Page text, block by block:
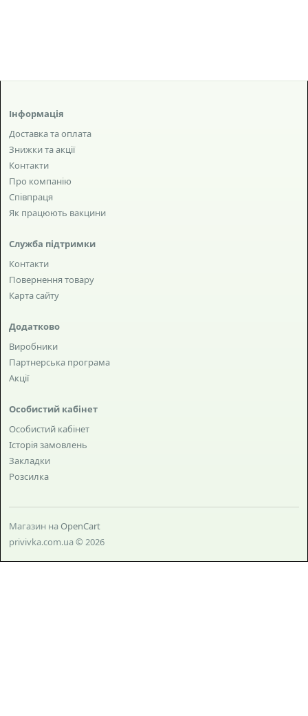
Інформація
Доставка та оплата
Знижки та акції
Контакти
Про компанію
Співпраця
Як працюють вакцини
Служба підтримки
Контакти
Повернення товару
Карта сайту
Додатково
Виробники
Партнерська програма
Акції
Особистий кабінет
Особистий кабінет
Історія замовлень
Закладки
Розсилка
Магазин на OpenCart
privivka.com.ua © 2026